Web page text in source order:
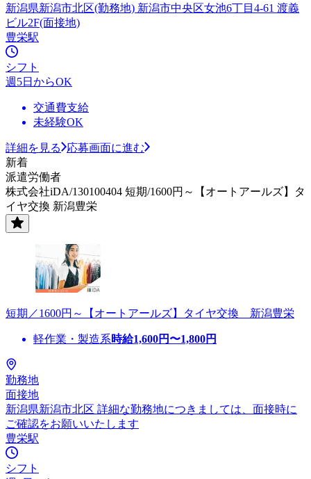
新潟県新潟市北区(勤務地) 新潟市中央区女池6丁目4-61 渡義
ビル2F(面接地)
豊栄駅
シフト
週5日からOK
交通費支給
未経験OK
詳細を見る
応募画面に進む
新着
派遣労働者
株式会社iDA/130100404 短期/1600円～【オートアールズ】タ
イヤ交換 新潟豊栄
短期／1600円～【オートアールズ】タイヤ交換 新潟豊栄
軽作業・製造系時給1,600円〜1,800円
勤務地
面接地
新潟県新潟市北区 詳細な勤務地につきましては、面接時に
ご確認をお願いいたします
豊栄駅
シフト